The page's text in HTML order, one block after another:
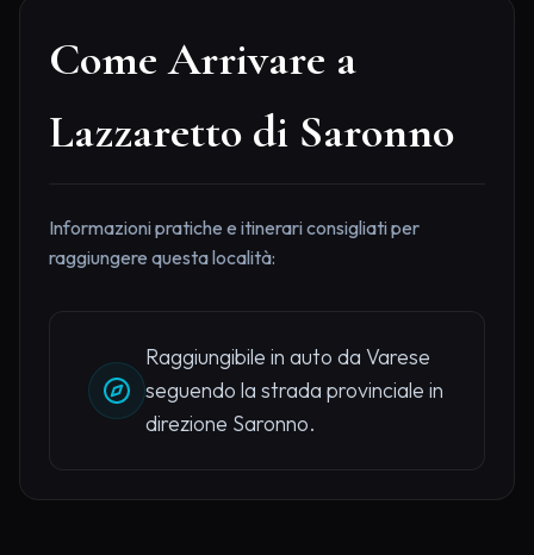
Come Arrivare a
Lazzaretto di Saronno
Informazioni pratiche e itinerari consigliati per
raggiungere questa località:
Raggiungibile in auto da Varese
seguendo la strada provinciale in
direzione Saronno.